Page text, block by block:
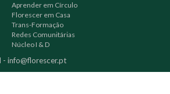
Aprender em Círculo
Florescer em Casa
Trans-Formação
Redes Comunitárias
Núcleo I & D
- info@florescer.pt